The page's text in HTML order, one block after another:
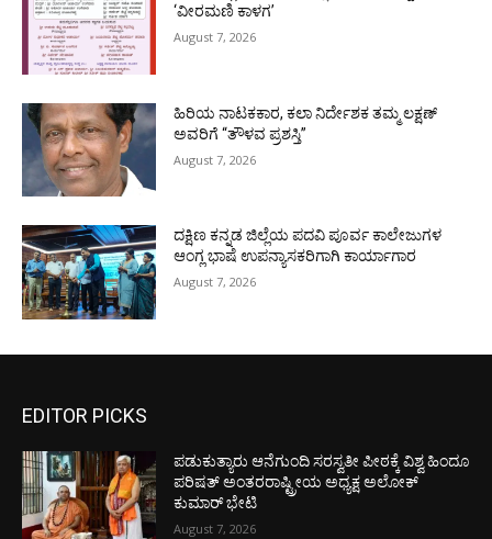
‘ವೀರಮಣಿ ಕಾಳಗ’
August 7, 2026
ಹಿರಿಯ ನಾಟಕಕಾರ, ಕಲಾ ನಿರ್ದೇಶಕ ತಮ್ಮ ಲಕ್ಷಣ್
ಅವರಿಗೆ “ತೌಳವ ಪ್ರಶಸ್ತಿ”
August 7, 2026
ದಕ್ಷಿಣ ಕನ್ನಡ ಜಿಲ್ಲೆಯ ಪದವಿ ಪೂರ್ವ ಕಾಲೇಜುಗಳ
ಆಂಗ್ಲ ಭಾಷೆ ಉಪನ್ಯಾಸಕರಿಗಾಗಿ ಕಾರ್ಯಾಗಾರ
August 7, 2026
EDITOR PICKS
ಪಡುಕುತ್ಯಾರು ಆನೆಗುಂದಿ ಸರಸ್ವತೀ ಪೀಠಕ್ಕೆ ವಿಶ್ವ ಹಿಂದೂ
ಪರಿಷತ್ ಅಂತರರಾಷ್ಟ್ರೀಯ ಅಧ್ಯಕ್ಷ ಅಲೋಕ್
ಕುಮಾರ್ ಭೇಟಿ
August 7, 2026